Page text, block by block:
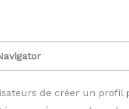
de créer un profil